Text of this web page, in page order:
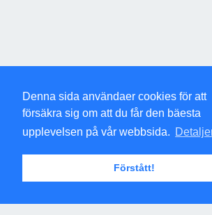
Denna sida användaer cookies för att
försäkra sig om att du får den bäesta
upplevelsen på vår webbsida.
Förstått!